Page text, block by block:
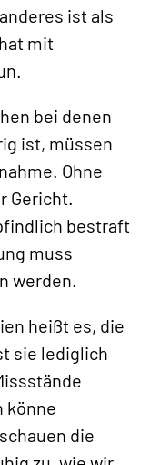
ist als
mit
bei denen
ist, müssen
Ohne
Gericht.
bestraft
muss
werden.
heißt es, die
sie lediglich
könne
die